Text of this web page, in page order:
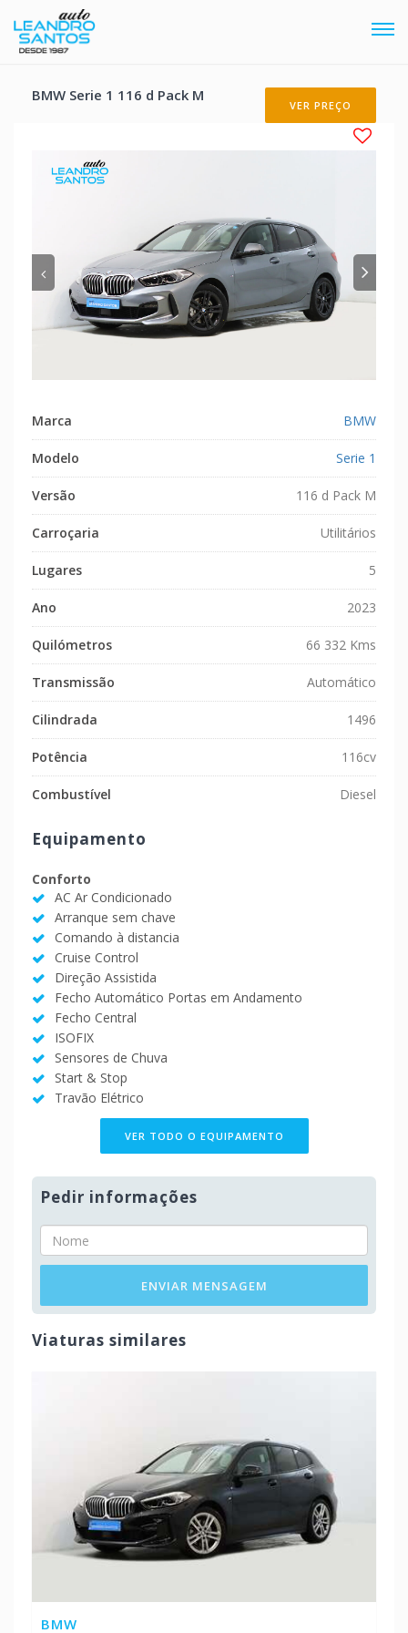
BMW Serie 1 116 d Pack M
VER PREÇO
Anterior
Marca BMW
Modelo Serie 1
Versão 116 d Pack M
Carroçaria Utilitários
Lugares 5
Ano 2023
Quilómetros 66 332 Kms
Transmissão Automático
Cilindrada 1496
Potência 116cv
Combustível Diesel
Equipamento
Conforto
AC Ar Condicionado
Arranque sem chave
Comando à distancia
Cruise Control
Direção Assistida
Fecho Automático Portas em Andamento
Fecho Central
ISOFIX
Sensores de Chuva
Start & Stop
Travão Elétrico
VER TODO O EQUIPAMENTO
Pedir informações
ENVIAR MENSAGEM
Viaturas similares
BMW